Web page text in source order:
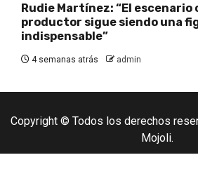
Rudie Martínez: “El escenario
productor sigue siendo una
indispensable”
4 semanas atrás admin
Copyright © Todos los derechos
Mojoli.